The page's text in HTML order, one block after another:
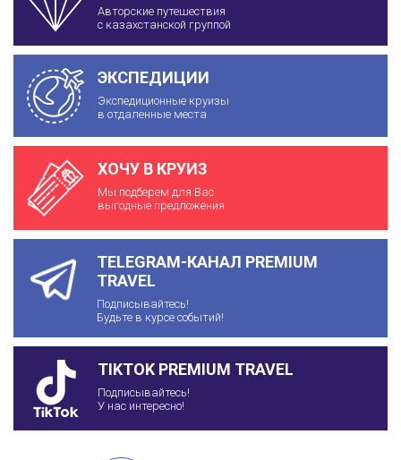
Авторские путешествия
с казахстанской группой
ЭКСПЕДИЦИИ
Экспедиционные круизы
в отдаленные места
ХОЧУ В КРУИЗ
Мы подберем для Вас
выгодные предложения
TELEGRAM-КАНАЛ PREMIUM
TRAVEL
Подписывайтесь!
Будьте в курсе событий!
TIKTOK PREMIUM TRAVEL
Подписывайтесь!
У нас интересно!